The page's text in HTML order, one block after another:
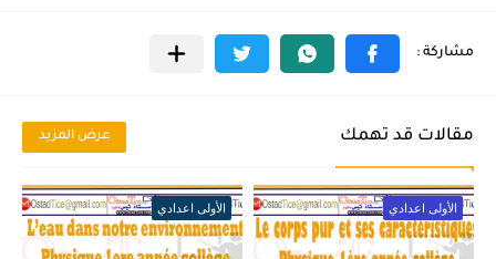
مقالات قد تهمك عرض المزيد
الأولى اعدادي الأولى اعدادي